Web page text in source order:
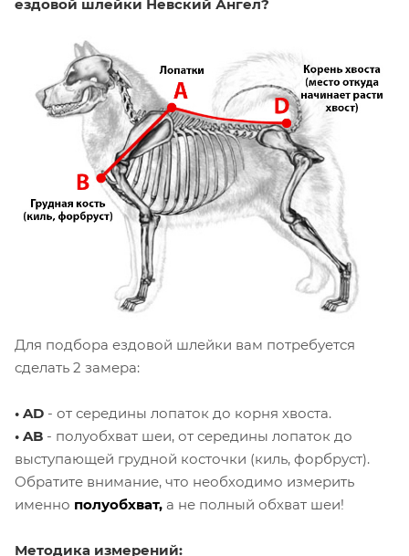
ездовой шлейки Невский Ангел?
Для подбора ездовой шлейки вам потребуется
сделать 2 замера:
• AD - от середины лопаток до корня хвоста.
• AB - полуобхват шеи, от середины лопаток до
выступающей грудной косточки (киль, форбруст).
Обратите внимание, что необходимо измерить
именно полуобхват, а не полный обхват шеи!
Методика измерений: